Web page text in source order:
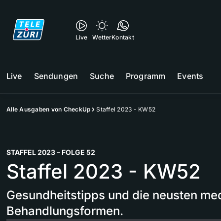
Live WetterKontakt
Live Sendungen Suche Programm Events
Alle Ausgaben von CheckUp Staffel 2023 - KW52
STAFFEL 2023 – FOLGE 52
Staffel 2023 - KW52
Gesundheitstipps und die neusten
Behandlungsformen.